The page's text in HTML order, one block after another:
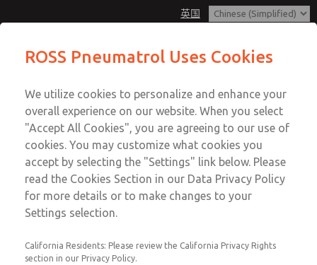
英国
账户
登录
注册
ROSS Pneumatrol Uses Cookies
We utilize cookies to personalize and enhance your
overall experience on our website. When you select
"Accept All Cookies", you are agreeing to our use of
cookies. You may customize what cookies you
accept by selecting the "Settings" link below. Please
read the Cookies Section in our Data Privacy Policy
for more details or to make changes to your
Settings selection.
California Residents: Please review the California Privacy Rights
section in our Privacy Policy.